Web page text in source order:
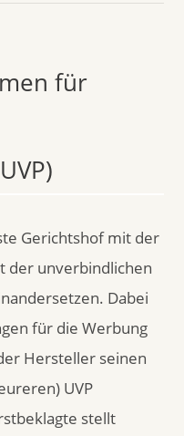
für
Gerichtshof mit der
der unverbindlichen
Dabei
für die Werbung
Hersteller seinen
UVP
stellt